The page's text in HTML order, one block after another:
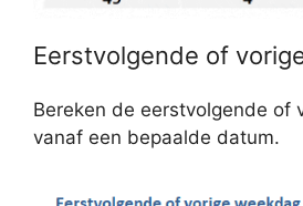
Eerstvolgende of
Bereken de eerstvolgende of
vanaf een bepaalde datum.